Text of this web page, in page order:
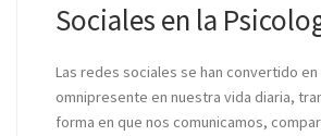
Sociales en la
Las redes sociales se han convertido en
omnipresente en nuestra vida diaria,
forma en que nos comunicamos,